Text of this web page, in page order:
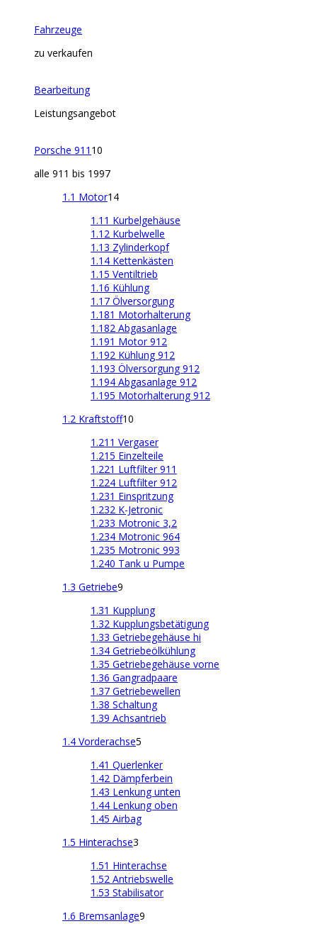
Fahrzeuge
zu verkaufen
Bearbeitung
Leistungsangebot
Porsche 911 10
alle 911 bis 1997
1.1 Motor14
1.11 Kurbelgehäuse
1.12 Kurbelwelle
1.13 Zylinderkopf
1.14 Kettenkästen
1.15 Ventiltrieb
1.16 Kühlung
1.17 Ölversorgung
1.181 Motorhalterung
1.182 Abgasanlage
1.191 Motor 912
1.192 Kühlung 912
1.193 Ölversorgung 912
1.194 Abgasanlage 912
1.195 Motorhalterung 912
1.2 Kraftstoff10
1.211 Vergaser
1.215 Einzelteile
1.221 Luftfilter 911
1.224 Luftfilter 912
1.231 Einspritzung
1.232 K-Jetronic
1.233 Motronic 3,2
1.234 Motronic 964
1.235 Motronic 993
1.240 Tank u Pumpe
1.3 Getriebe9
1.31 Kupplung
1.32 Kupplungsbetätigung
1.33 Getriebegehäuse hi
1.34 Getriebeölkühlung
1.35 Getriebegehäuse vorne
1.36 Gangradpaare
1.37 Getriebewellen
1.38 Schaltung
1.39 Achsantrieb
1.4 Vorderachse5
1.41 Querlenker
1.42 Dämpferbein
1.43 Lenkung unten
1.44 Lenkung oben
1.45 Airbag
1.5 Hinterachse3
1.51 Hinterachse
1.52 Antriebswelle
1.53 Stabilisator
1.6 Bremsanlage9